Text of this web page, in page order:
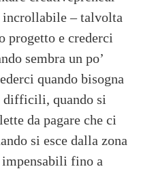
incrollabile – talvolta
progetto e crederci
sembra un po’
quando bisogna
difficili, quando si
da pagare che ci
si esce dalla zona
impensabili fino a